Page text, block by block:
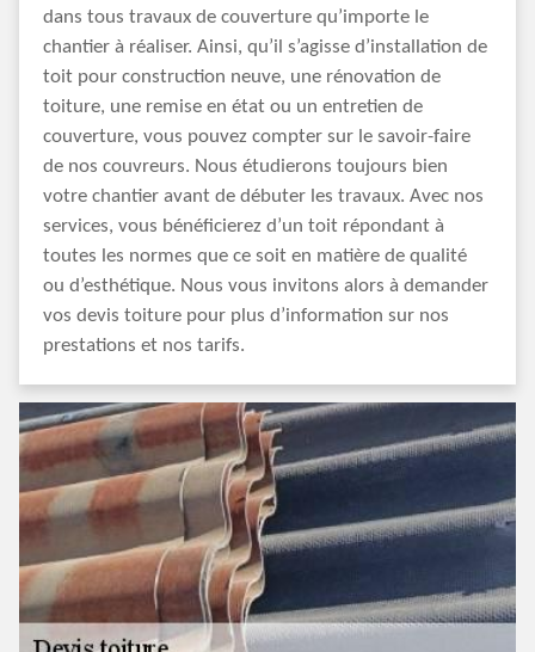
dans tous travaux de couverture qu’importe le
chantier à réaliser. Ainsi, qu’il s’agisse d’installation de
toit pour construction neuve, une rénovation de
toiture, une remise en état ou un entretien de
couverture, vous pouvez compter sur le savoir-faire
de nos couvreurs. Nous étudierons toujours bien
votre chantier avant de débuter les travaux. Avec nos
services, vous bénéficierez d’un toit répondant à
toutes les normes que ce soit en matière de qualité
ou d’esthétique. Nous vous invitons alors à demander
vos devis toiture pour plus d’information sur nos
prestations et nos tarifs.